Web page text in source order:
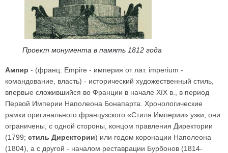
Проект монумента в память 1812 года
Ампир - (франц. Empire - империя от лат. imperium -
командование, власть) - исторический художественный стиль,
впервые сложившийся во Франции в начале XIX в., в период
Первой Империи Наполеона Бонапарта. Хронологические
рамки оригинального французского «Стиля Империи» узки, они
ограничены, с одной стороны, концом правления Директории
(1799; стиль Директории) или годом коронации Наполеона
(1804), а с другой - началом реставрации Бурбонов (1814-